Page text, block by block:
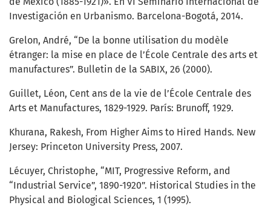
Investigación en Urbanismo. Barcelona-Bogotá, 2014.
Grelon, André, “De la bonne utilisation du modèle
étranger: la mise en place de l’École Centrale des arts et
manufactures”. Bulletin de la SABIX, 26 (2000).
Guillet, Léon, Cent ans de la vie de l’École Centrale des
Arts et Manufactures, 1829-1929. París: Brunoff, 1929.
Khurana, Rakesh, From Higher Aims to Hired Hands. New
Jersey: Princeton University Press, 2007.
Lécuyer, Christophe, “MIT, Progressive Reform, and
“Industrial Service”, 1890-1920”. Historical Studies in the
Physical and Biological Sciences, 1 (1995).